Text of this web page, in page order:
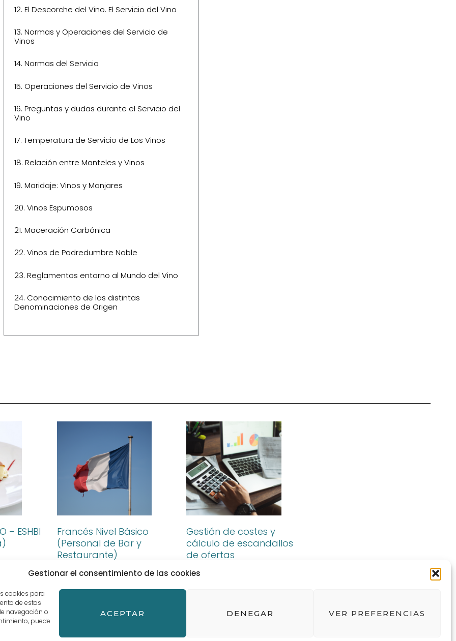
Gestionar el consentimiento de las cookies
cookies para
de estas
navegación o
puede
ACEPTAR DENEGAR VER PREFERENCIAS
12.El Descorche del Vino. El Servicio del Vino
13.Normas y Operaciones del Servicio de
Vinos
14.Normas del Servicio
15. Operaciones del Servicio de Vinos
16.Preguntas y dudas durante el Servicio del
Vino
17.Temperatura de Servicio de Los Vinos
18.Relación entre Manteles y Vinos
19.Maridaje: Vinos y Manjares
20.Vinos Espumosos
21.Maceración Carbónica
22.Vinos de Podredumbre Noble
23.Reglamentos entorno al Mundo del Vino
24. Conocimiento de las distintas
Denominaciones de Origen
– ESHBI
Francés Nivel Básico
(Personal de Bar y
Restaurante)
Gestión de costes y
cálculo de escandallos
de ofertas
Leer más »